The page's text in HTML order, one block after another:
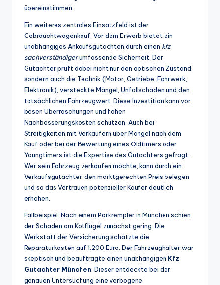
übereinstimmen.
Ein weiteres zentrales Einsatzfeld ist der
Gebrauchtwagenkauf. Vor dem Erwerb bietet ein
unabhängiges Ankaufsgutachten durch einen kfz
sachverständigerumfassende Sicherheit. Der
Gutachter prüft dabei nicht nur den optischen Zustand,
sondern auch die Technik (Motor, Getriebe, Fahrwerk,
Elektronik), versteckte Mängel, Unfallschäden und den
tatsächlichen Fahrzeugwert. Diese Investition kann vor
bösen Überraschungen und hohen
Nachbesserungskosten schützen. Auch bei
Streitigkeiten mit Verkäufern über Mängel nach dem
Kauf oder bei der Bewertung eines Oldtimers oder
Youngtimers ist die Expertise des Gutachters gefragt.
Wer sein Fahrzeug verkaufen möchte, kann durch ein
Verkaufsgutachten den marktgerechten Preis belegen
und so das Vertrauen potenzieller Käufer deutlich
erhöhen.
Fallbeispiel: Nach einem Parkrempler in München schien
der Schaden am Kotflügel zunächst gering. Die
Werkstatt der Versicherung schätzte die
Reparaturkosten auf 1.200 Euro. Der Fahrzeughalter war
skeptisch und beauftragte einen unabhängigen Kfz
Gutachter München . Dieser entdeckte bei der
genauen Untersuchung eine verbogene